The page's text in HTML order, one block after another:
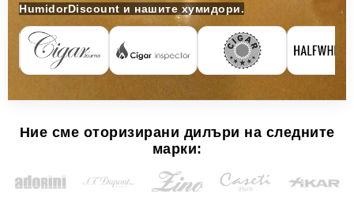
HumidorDiscount и нашите хумидори.
Ние сме оторизирани дилъри на следните
марки: